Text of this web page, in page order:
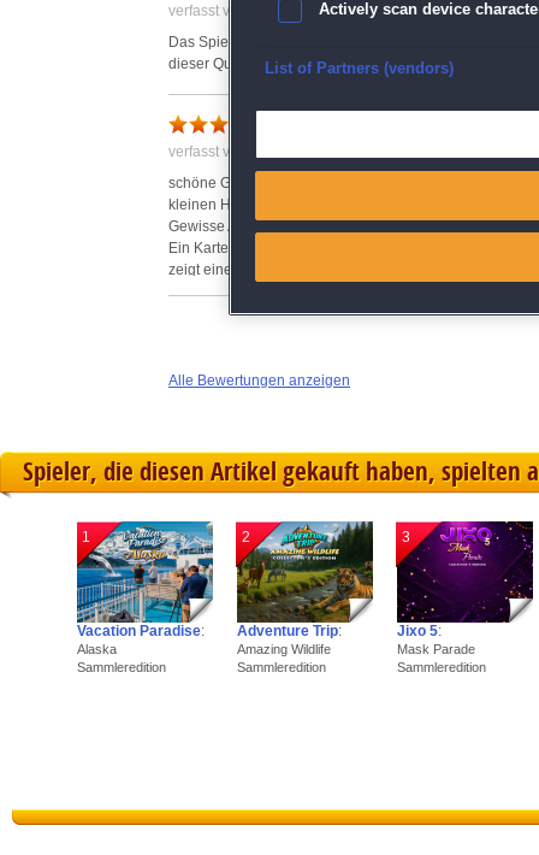
verfasst von Anonym am 08.03.2017 um 14:39
Das Spiel ist echt sehr gut.Die Grafik besticht und der
dieser Qualität.
verfasst von Claudia am 01.02.2017 um 10:55
schöne Grafik. Mich stört nur ein wenig, die Rederei
kleinen Helfer für Tipps...einen Drachen.
Gewisse Aufgaben sind zu erledigen.
Ein Karte mit der man zu den verschieden Orten
zeigt einem auch gut an, wo noch was zu erledigen ist.
Alle Bewertungen anzeigen
Spieler, die diesen Artikel gekauft haben, spielten
1
Vacation Paradise:
Alaska
Sammleredition
2
Adventure Trip:
Amazing Wildlife
Sammleredition
3
Jixo 5:
Mask Parade
Sammleredition
Actively scan device
Ensure security, prevent
List of Partners (vendors)